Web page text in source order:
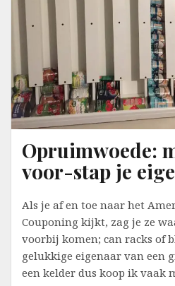
Opruimwoede:
voor-stap je
Als je af en toe naar het
Couponing kijkt, zag je ze
voorbij komen; can racks of
gelukkige eigenaar van een
een kelder dus koop ik vaak